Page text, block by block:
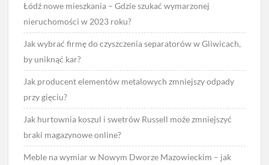
Łódź nowe mieszkania – Gdzie szukać wymarzonej
nieruchomości w 2023 roku?
Jak wybrać firmę do czyszczenia separatorów w Gliwicach,
by uniknąć kar?
Jak producent elementów metalowych zmniejszy odpady
przy gięciu?
Jak hurtownia koszul i swetrów Russell może zmniejszyć
braki magazynowe online?
Meble na wymiar w Nowym Dworze Mazowieckim – jak